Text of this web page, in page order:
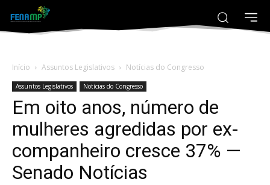
Início Assuntos Legislativos Notícias do Congresso
Assuntos Legislativos Notícias do Congresso
Em oito anos, número de
mulheres agredidas por ex-
companheiro cresce 37% —
Senado Notícias